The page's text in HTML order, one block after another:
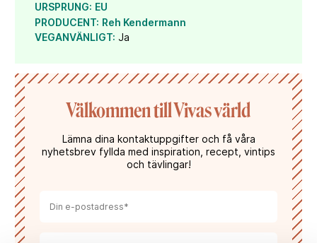
URSPRUNG: EU
PRODUCENT: Reh Kendermann
VEGANVÄNLIGT: Ja
Välkommen till Vivas värld
Lämna dina kontaktuppgifter och få våra
nyhetsbrev fyllda med inspiration, recept, vintips
och tävlingar!